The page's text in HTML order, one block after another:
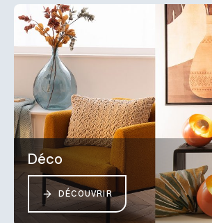
Déco
DÉCOUVRIR